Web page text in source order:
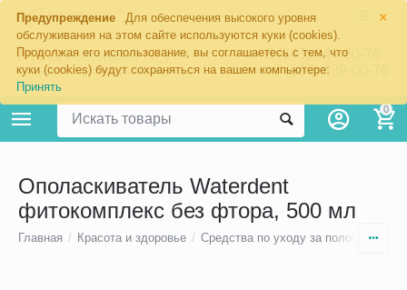
×
Предупреждение
Для обеспечения высокого уровня
обслуживания на этом сайте используются куки (cookies).
Продолжая его использование, вы соглашаетесь с тем, что
куки (cookies) будут сохраняться на вашем компьютере:
Принять
Екатеринбург
8 (343) 344-60-76
+7 (967) 639-00-76
0
Ополаскиватель Waterdent
фитокомплекс без фтора, 500 мл
Главная / Красота и здоровье / Средства по уходу за полостью рта